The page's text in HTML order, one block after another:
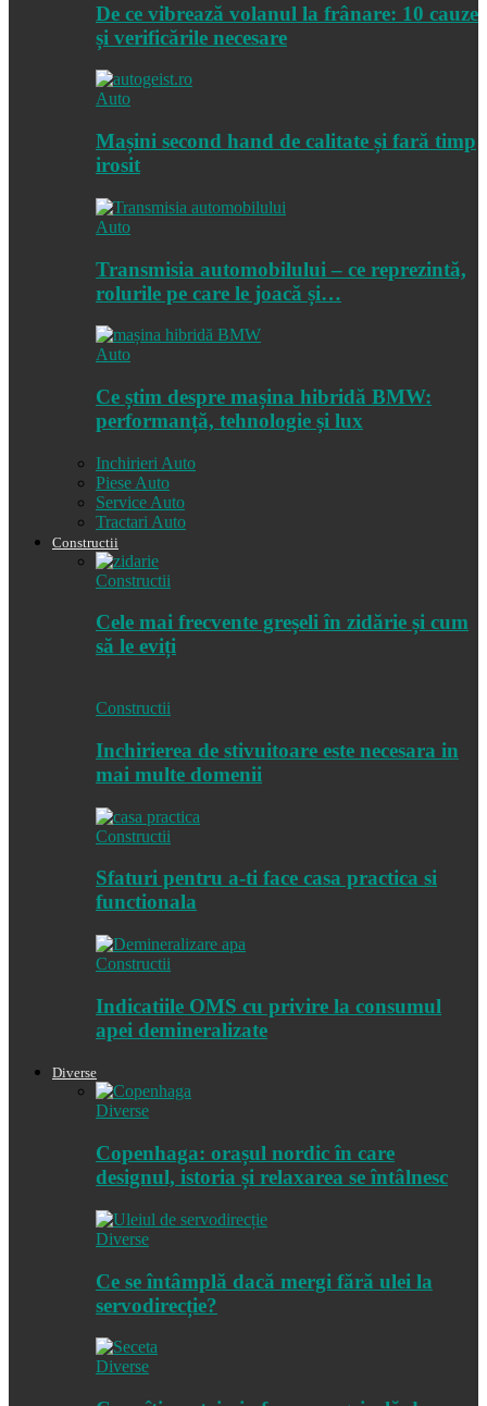
De ce vibrează volanul la frânare: 10 cauze
și verificările necesare
Auto
Mașini second hand de calitate și fară timp
irosit
Auto
Transmisia automobilului – ce reprezintă,
rolurile pe care le joacă și…
Auto
Ce știm despre mașina hibridă BMW:
performanță, tehnologie și lux
Inchirieri Auto
Piese Auto
Service Auto
Tractari Auto
Constructii
Constructii
Cele mai frecvente greșeli în zidărie și cum
să le eviți
Constructii
Inchirierea de stivuitoare este necesara in
mai multe domenii
Constructii
Sfaturi pentru a-ti face casa practica si
functionala
Constructii
Indicatiile OMS cu privire la consumul
apei demineralizate
Diverse
Diverse
Copenhaga: orașul nordic în care
designul, istoria și relaxarea se întâlnesc
Diverse
Ce se întâmplă dacă mergi fără ulei la
servodirecție?
Diverse